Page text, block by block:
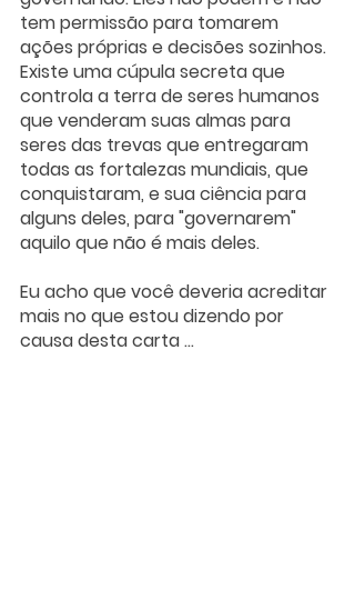
tem permissão para tomarem
ações próprias e decisões sozinhos.
Existe uma cúpula secreta que
controla a terra de seres humanos
que venderam suas almas para
seres das trevas que entregaram
todas as fortalezas mundiais, que
conquistaram, e sua ciência para
alguns deles, para "governarem"
aquilo que não é mais deles.
Eu acho que você deveria acreditar
mais no que estou dizendo por
causa desta carta ...